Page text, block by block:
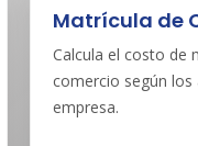
Matrícula de
Calcula el costo de
comercio según los
empresa.